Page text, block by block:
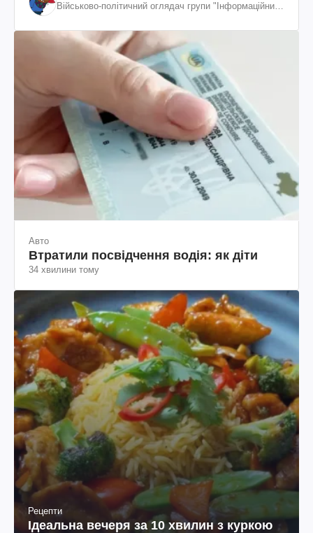
Військово-політичний оглядач групи "Інформаційний
Авто
Втратили посвідчення водія: як діти
34 хвилини тому
Рецепти
Ідеальна вечеря за 10 хвилин з куркою